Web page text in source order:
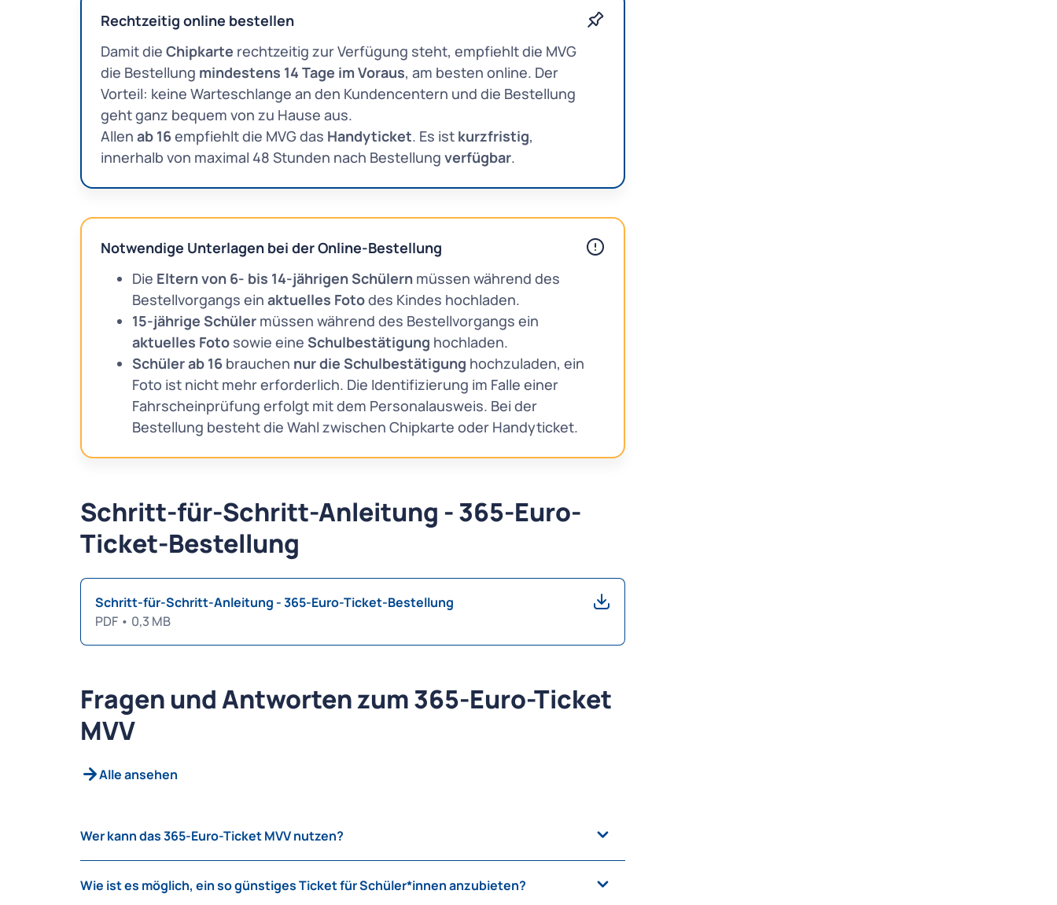
Rechtzeitig online bestellen
Damit die Chipkarte rechtzeitig zur Verfügung steht, empfiehlt die MVG
die Bestellung mindestens 14 Tage im Voraus, am besten online. Der
Vorteil: keine Warteschlange an den Kundencentern und die Bestellung
geht ganz bequem von zu Hause aus.
Allen ab 16empfiehlt die MVG das Handyticket. Es ist kurzfristig,
innerhalb von maximal 48 Stunden nach Bestellung verfügbar.
Notwendige Unterlagen bei der Online-Bestellung
Die Eltern von 6- bis 14-jährigen Schülern müssen während des
Bestellvorgangs ein aktuelles Fotodes Kindes hochladen.
15-jährige Schüler müssen während des Bestellvorgangs ein
aktuelles Foto sowie eine Schulbestätigung hochladen.
Schüler ab 16 brauchen nur die Schulbestätigung hochzuladen, ein
Foto ist nicht mehr erforderlich. Die Identifizierung im Falle einer
Fahrscheinprüfung erfolgt mit dem Personalausweis. Bei der
Bestellung besteht die Wahl zwischen Chipkarte oder Handyticket.
Schritt-für-Schritt-Anleitung - 365-Euro-
Ticket-Bestellung
Schritt-für-Schritt-Anleitung - 365-Euro-Ticket-Bestellung
PDF • 0,3 MB
Fragen und Antworten zum 365-Euro-Ticket
MVV
Alle ansehen
Wer kann das 365-Euro-Ticket MVV nutzen?
privater und berufsbildender Schulen, dieim MVV-Verbundgebiet wohnen
Wie ist es möglich, ein so günstiges Ticket für Schüler*innen anzubieten?